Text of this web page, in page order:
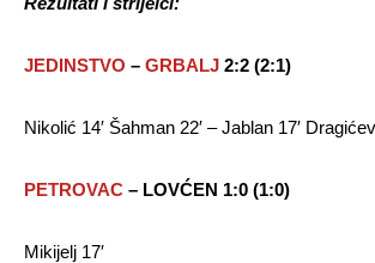
JEDINSTVO – GRBALJ 2:2 (2:1)
Nikolić 14′ Šahman 22′ – Jablan 17′
PETROVAC – LOVĆEN 1:0 (1:0)
Mikijelj 17′